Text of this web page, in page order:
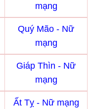
mạng
Quý Mão - Nữ
mạng
Giáp Thìn - Nữ
mạng
Ất Tỵ - Nữ mạng